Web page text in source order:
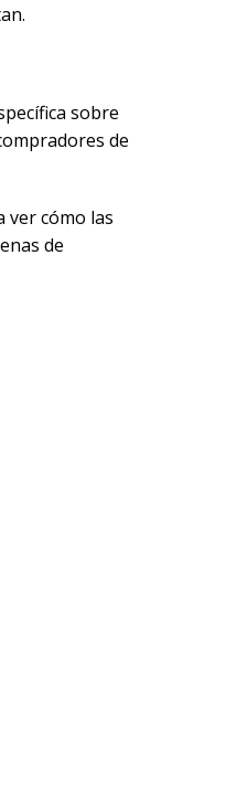
sobre
de
ver cómo las
de